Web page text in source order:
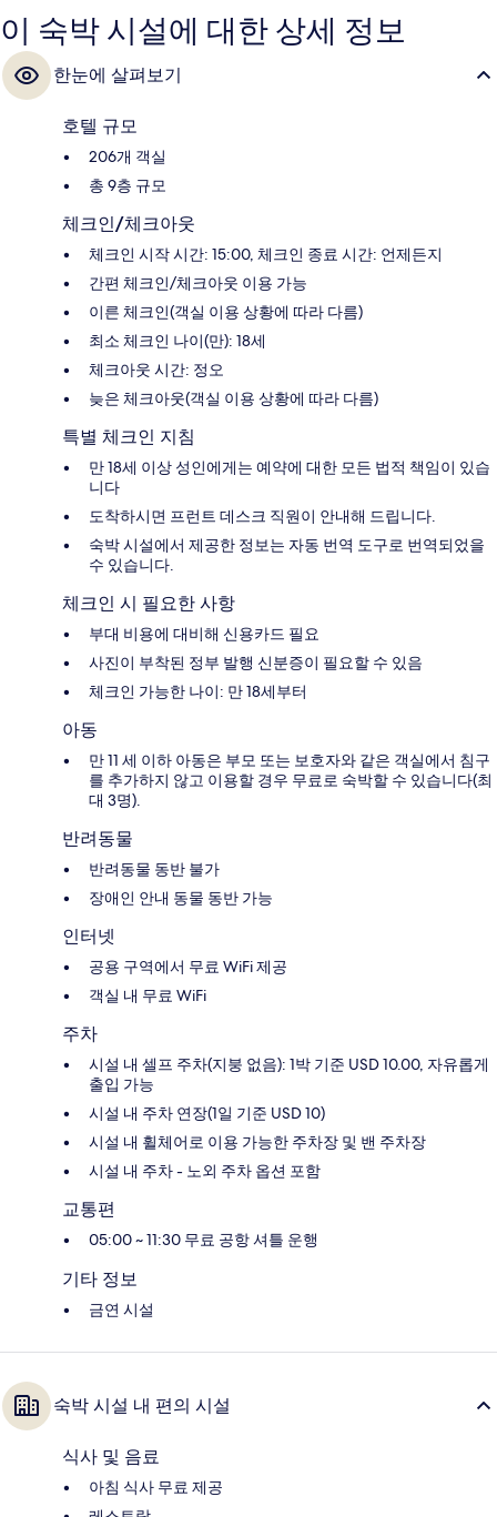
이 숙박 시설에 대한 상세 정보
한눈에 살펴보기
호텔 규모
206개 객실
총 9층 규모
체크인/체크아웃
체크인 시작 시간: 15:00, 체크인 종료 시간: 언제든지
간편 체크인/체크아웃 이용 가능
이른 체크인(객실 이용 상황에 따라 다름)
최소 체크인 나이(만): 18세
체크아웃 시간: 정오
늦은 체크아웃(객실 이용 상황에 따라 다름)
특별 체크인 지침
만 18세 이상 성인에게는 예약에 대한 모든 법적 책임이 있습
니다
도착하시면 프런트 데스크 직원이 안내해 드립니다.
숙박 시설에서 제공한 정보는 자동 번역 도구로 번역되었을
수 있습니다.
체크인 시 필요한 사항
부대 비용에 대비해 신용카드 필요
사진이 부착된 정부 발행 신분증이 필요할 수 있음
체크인 가능한 나이: 만 18세부터
아동
만 11 세 이하 아동은 부모 또는 보호자와 같은 객실에서 침구
를 추가하지 않고 이용할 경우 무료로 숙박할 수 있습니다(최
대 3명).
반려동물
반려동물 동반 불가
장애인 안내 동물 동반 가능
인터넷
공용 구역에서 무료 WiFi 제공
객실 내 무료 WiFi
주차
시설 내 셀프 주차(지붕 없음): 1박 기준 USD 10.00, 자유롭게
출입 가능
시설 내 주차 연장(1일 기준 USD 10)
시설 내 휠체어로 이용 가능한 주차장 및 밴 주차장
시설 내 주차 - 노외 주차 옵션 포함
교통편
05:00 ~ 11:30 무료 공항 셔틀 운행
기타 정보
금연 시설
숙박 시설 내 편의 시설
식사 및 음료
아침 식사 무료 제공